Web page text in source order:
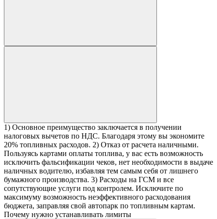
1) Основное преимущество заключается в получении
налоговых вычетов по НДС. Благодаря этому вы экономите
20% топливных расходов. 2) Отказ от расчета наличными.
Пользуясь картами оплаты топлива, у вас есть возможность
исключить фальсификации чеков, нет необходимости в выдаче
наличных водителю, избавляя тем самым себя от лишнего
бумажного производства. 3) Расходы на ГСМ и все
сопутствующие услуги под контролем. Исключите по
максимуму возможность неэффективного расходования
бюджета, заправляя свой автопарк по топливным картам.
Почему нужно устанавливать лимиты